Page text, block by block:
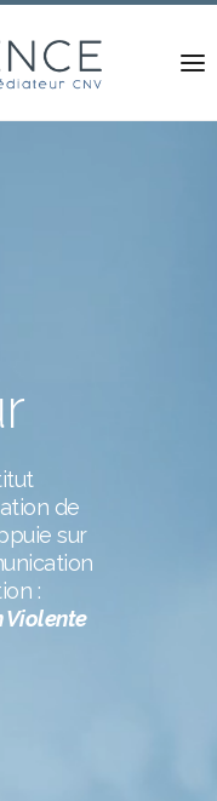
de
sur
:
Violente